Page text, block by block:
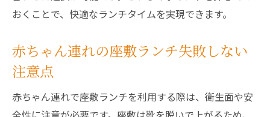
おくことで、快適なランチタイムを実現できます。
赤ちゃん連れの座敷ランチ失敗しない
注意点
赤ちゃん連れで座敷ランチを利用する際は、衛生面や安